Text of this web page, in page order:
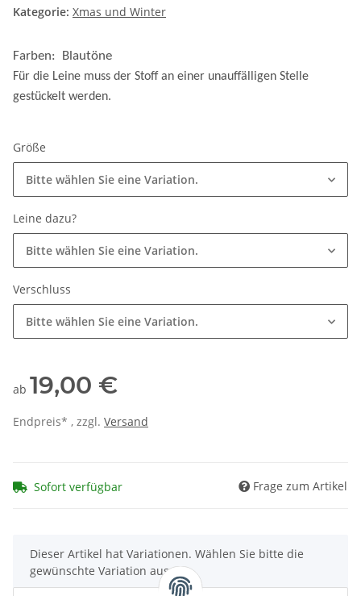
Kategorie: Xmas und Winter
Farben: Blautöne
Für die Leine muss der Stoff an einer unauffälligen Stelle
gestückelt werden.
Größe
Bitte wählen Sie eine Variation.
Leine dazu?
Bitte wählen Sie eine Variation.
Verschluss
Bitte wählen Sie eine Variation.
ab 19,00 €
Endpreis* , zzgl. Versand
Sofort verfügbar Frage zum Artikel
x
Dieser Artikel hat Variationen. Wählen Sie bitte die
gewünschte Variation aus.